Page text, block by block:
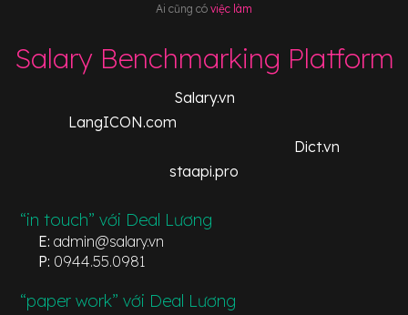
Ai cũng có việc làm
Salary Benchmarking Platform
Salary.vn
LangICON.com
Dict.vn
staapi.pro
“in touch” với Deal Lương
E: admin@salary.vn
P: 0944.55.0981
“paper work” với Deal Lương